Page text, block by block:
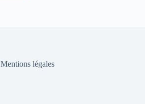
Mentions légales